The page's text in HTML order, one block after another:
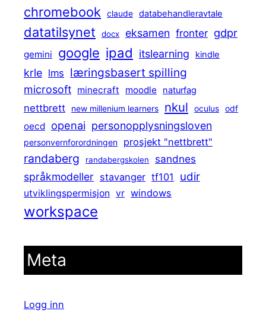
chromebook claude databehandleravtale
datatilsynet docx eksamen fronter gdpr
gemini google ipad itslearning kindle
krle lms læringsbasert spilling
microsoft minecraft moodle naturfag
nettbrett new millenium learners nkul oculus odf
oecd openai personopplysningsloven
personvernforordningen prosjekt "nettbrett"
randaberg randabergskolen
sandnes
språkmodeller stavanger tf101 udir
utviklingspermisjon vr windows
workspace
Meta
Logg inn